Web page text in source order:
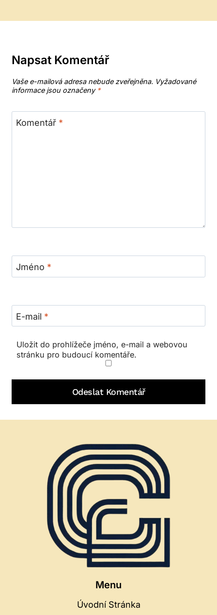
Napsat Komentář
Vaše e-mailová adresa nebude zveřejněna. Vyžadované
informace jsou označeny *
Komentář *
Jméno *
E-mail *
Uložit do prohlížeče jméno, e-mail a webovou
stránku pro budoucí komentáře.
Menu
Úvodní Stránka